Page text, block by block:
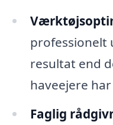
professionelt
resultat end
haveejere
Faglig